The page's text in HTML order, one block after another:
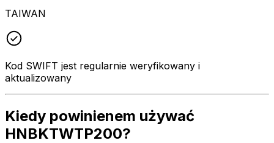
TAIWAN
Kod SWIFT jest regularnie weryfikowany i
aktualizowany
Kiedy powinienem używać
HNBKTWTP200?